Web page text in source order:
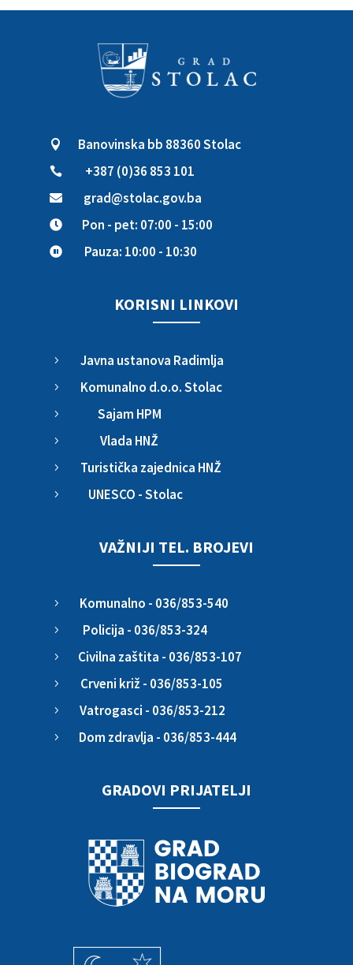
 Banovinska bb 88360 Stolac
 +387 (0)36 853 101
 grad@stolac.gov.ba
 Pon - pet: 07:00 - 15:00
 Pauza: 10:00 - 10:30
KORISNI LINKOVI
5 Javna ustanova Radimlja
5 Komunalno d.o.o. Stolac
5 Sajam HPM
5 Vlada HNŽ
5 Turistička zajednica HNŽ
5 UNESCO - Stolac
VAŽNIJI TEL. BROJEVI
5 Komunalno - 036/853-540
5 Policija - 036/853-324
5 Civilna zaštita - 036/853-107
5 Crveni križ - 036/853-105
5 Vatrogasci - 036/853-212
5 Dom zdravlja - 036/853-444
GRADOVI PRIJATELJI